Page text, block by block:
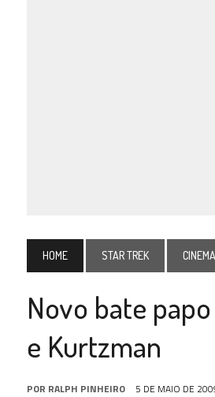
HOME STAR TREK CINEMA
Novo bate
e Kurtzman
POR RALPH PINHEIRO 5 DE MAIO DE